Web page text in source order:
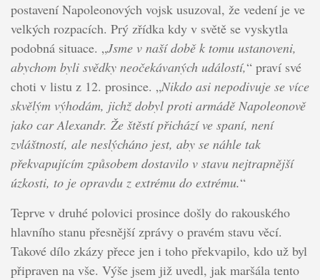
postavení Napoleonových vojsk usuzoval, že vedení je ve
velkých rozpacích. Prý zřídka kdy v světě se vyskytla
podobná situace. „Jsme v naší době k tomu ustanoveni,
abychom byli svědky neočekávaných událostí,“ praví své
choti v listu z 12. prosince. „Nikdo asi nepodivuje se více
skvělým výhodám, jichž dobyl proti armádě Napoleonově
jako car Alexandr. Že štěstí přichází ve spaní, není
zvláštností, ale neslýcháno jest, aby se náhle tak
překvapujícím způsobem dostavilo v stavu nejtrapnější
úzkosti, to je opravdu z extrému do extrému.“
Teprve v druhé polovici prosince došly do rakouského
hlavního stanu přesnější zprávy o pravém stavu věcí.
Takové dílo zkázy přece jen i toho překvapilo, kdo už byl
připraven na vše. Výše jsem již uvedl, jak maršála tento